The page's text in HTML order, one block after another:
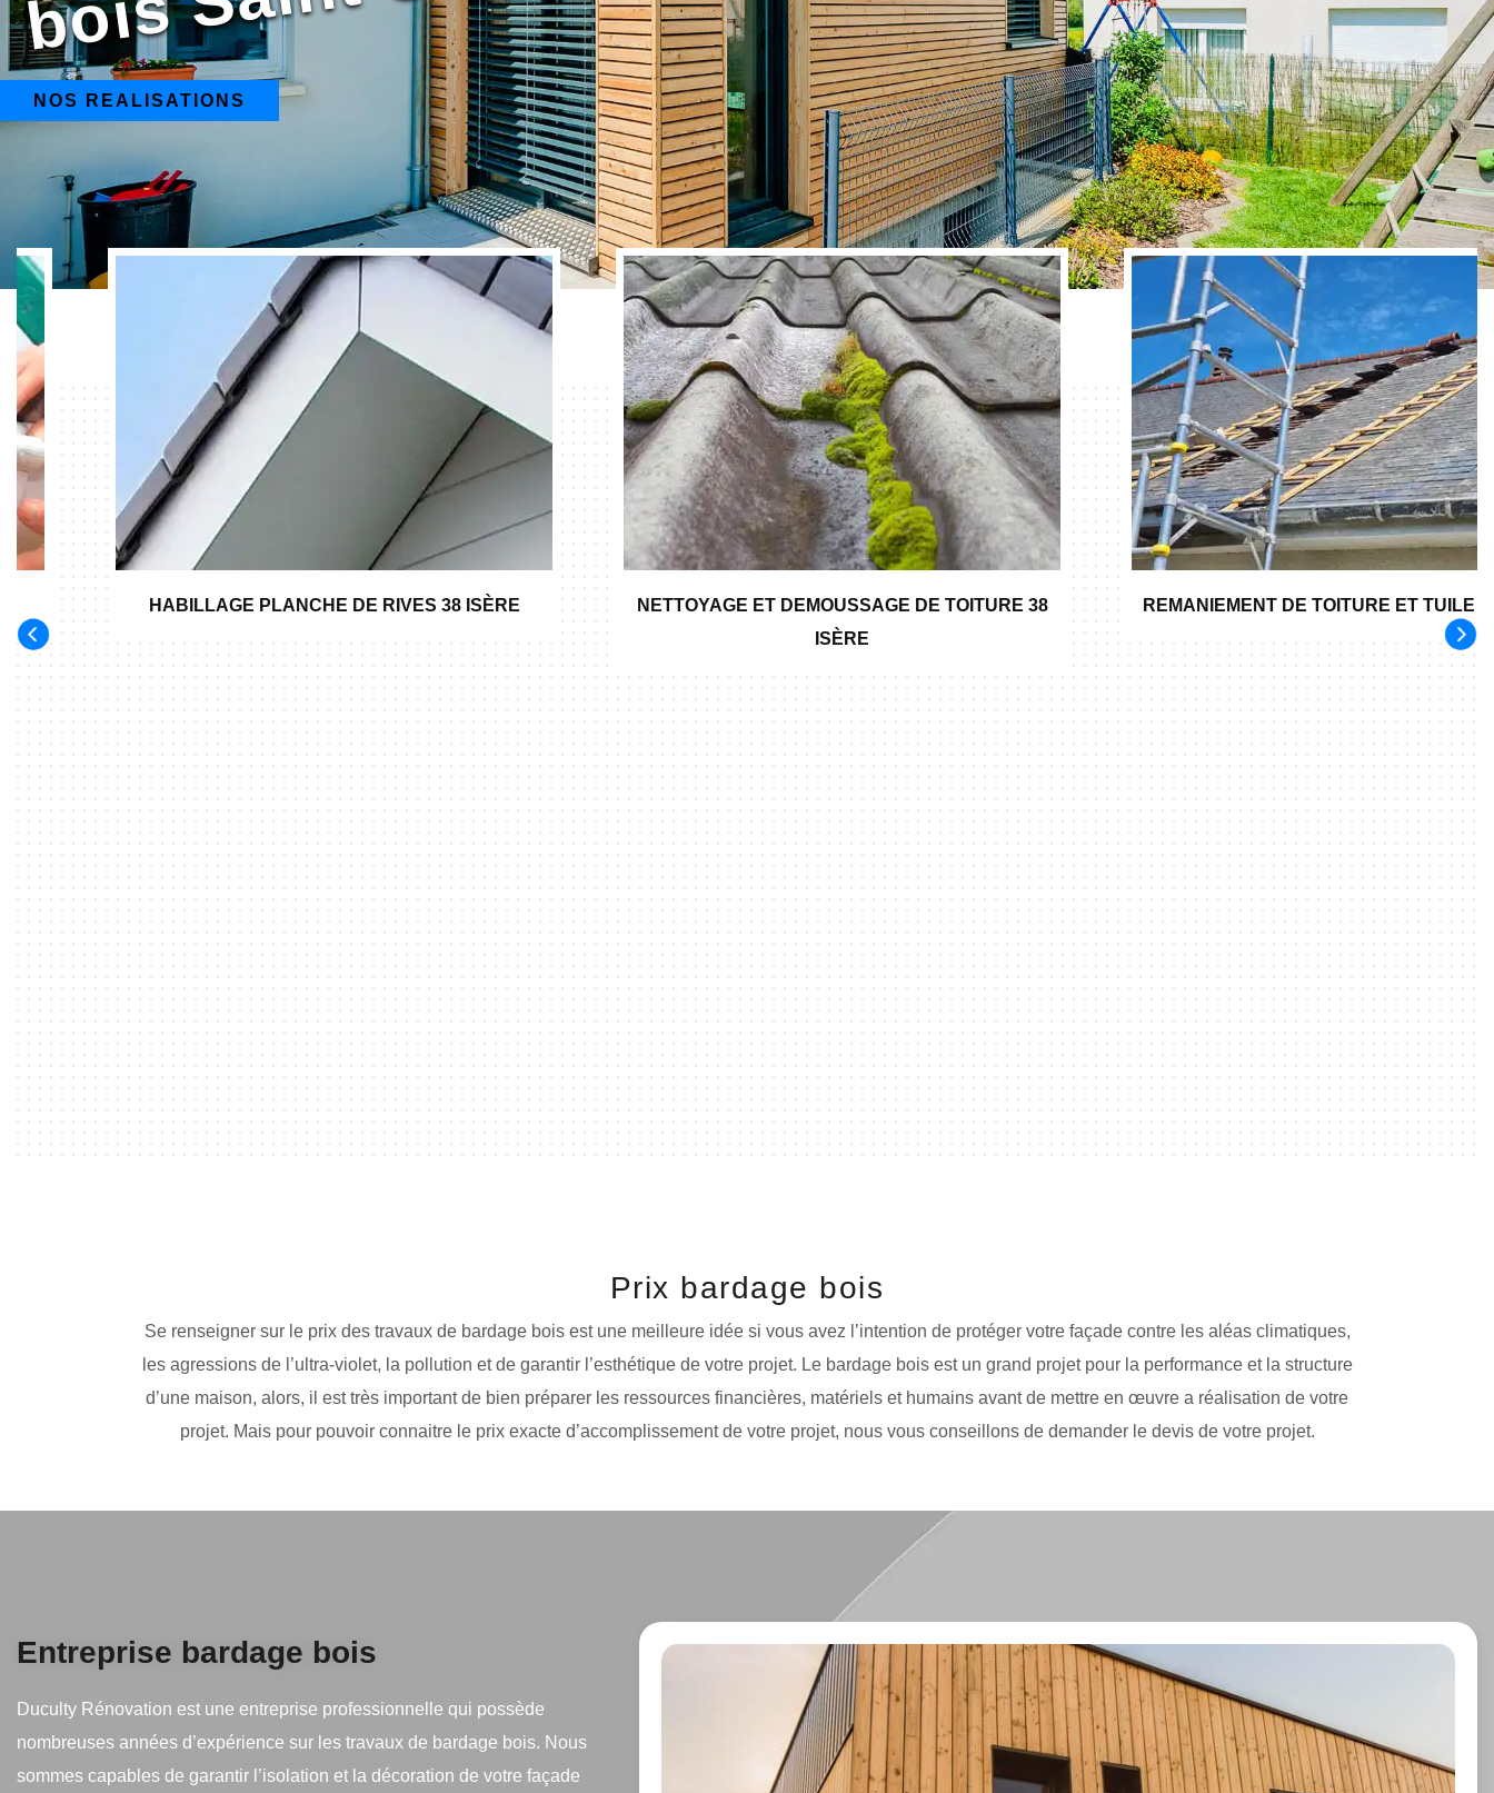
NOS REALISATIONS
HABILLAGE PLANCHE DE RIVES 38 ISÈRE
NETTOYAGE ET DEMOUSSAGE DE TOITURE 38
ISÈRE
REMANIEMENT DE TOITURE ET TUILE
Prix bardage bois
Se renseigner sur le prix des travaux de bardage bois est une meilleure idée si vous avez l’intention de protéger votre façade contre les aléas climatiques,
les agressions de l’ultra-violet, la pollution et de garantir l’esthétique de votre projet. Le bardage bois est un grand projet pour la performance et la structure
d’une maison, alors, il est très important de bien préparer les ressources financières, matériels et humains avant de mettre en œuvre a réalisation de votre
projet. Mais pour pouvoir connaitre le prix exacte d’accomplissement de votre projet, nous vous conseillons de demander le devis de votre projet.
Entreprise bardage bois
Duculty Rénovation est une entreprise professionnelle qui possède
nombreuses années d’expérience sur les travaux de bardage bois. Nous
sommes capables de garantir l’isolation et la décoration de votre façade